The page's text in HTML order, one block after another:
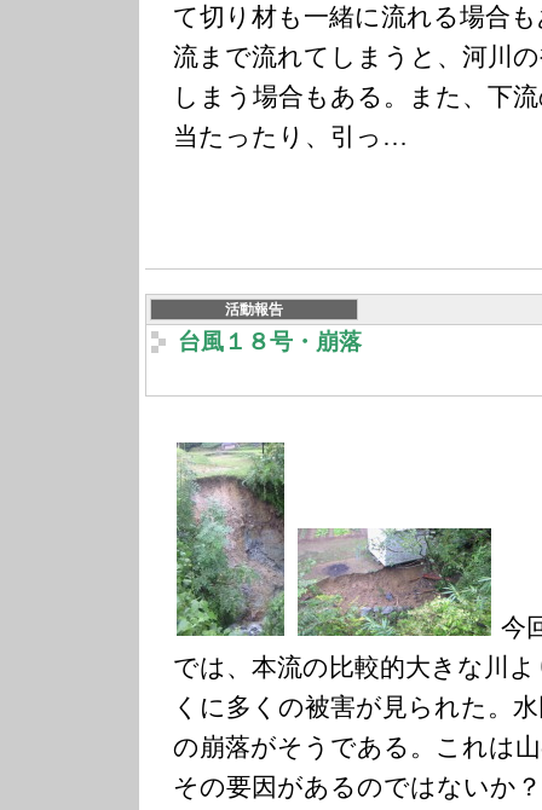
て切り材も一緒に流れる場合
流まで流れてしまうと、河川
しまう場合もある。また、下
当たったり、引っ…
活動報告
台風１８号・崩落
今
では、本流の比較的大きな川
くに多くの被害が見られた。
の崩落がそうである。これは
その要因があるのではないか